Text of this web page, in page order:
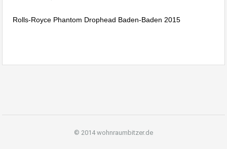
Rolls-Royce Phantom Drophead Baden-Baden 2015
© 2014 wohnraumbitzer.de